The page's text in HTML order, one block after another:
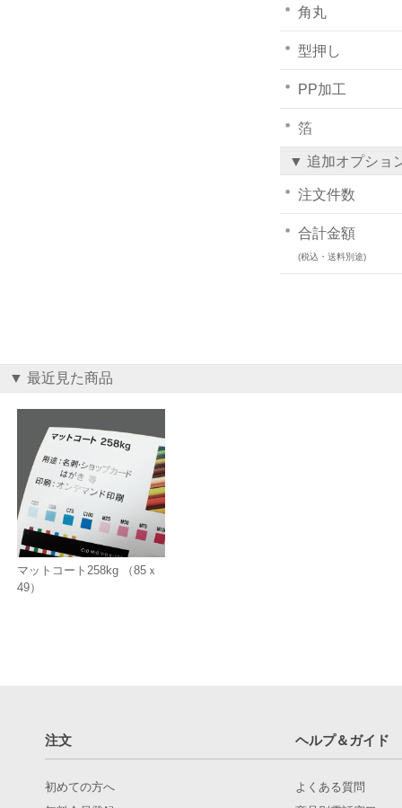
角丸
型押し
PP加工
箔
▼ 追加オプショ
注文件数
合計金額
(税込・送料別途)
▼ 最近見た商品
マットコート258kg （85ｘ
49）
注文 ヘルプ＆ガイド
初めての方へ
よくある質問